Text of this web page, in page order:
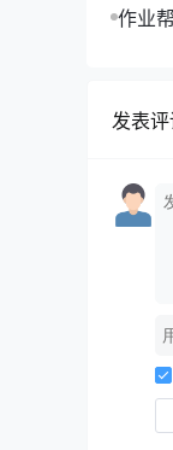
作业
发表